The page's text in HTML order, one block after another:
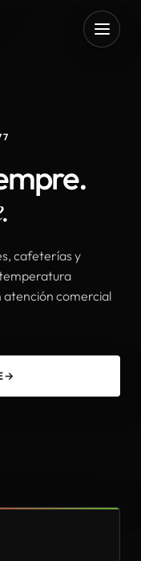
cafeterías y
comercial
→